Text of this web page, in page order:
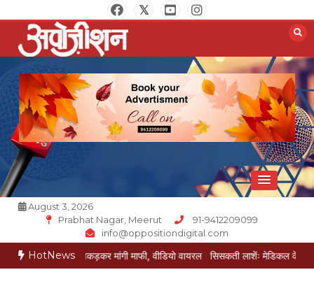
to
content
Opposition Digital
August 3, 2026
Prabhat Nagar, Meerut
91-9412209099
info@oppositiondigital.com
HotNews
पैर पकड़कर मांगी माफी, वीडियो वायरल सिसकती लाशेंः मेडिकल के लावारिस वार्ड में